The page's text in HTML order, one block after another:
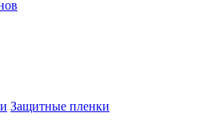
Защитные пленки